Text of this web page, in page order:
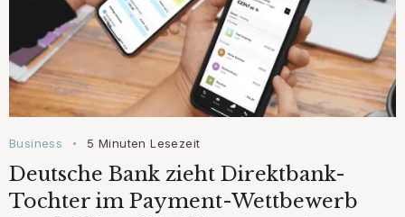
Business • 5 Minuten Lesezeit
Deutsche Bank zieht Direktbank-
Tochter im Payment-Wettbewerb